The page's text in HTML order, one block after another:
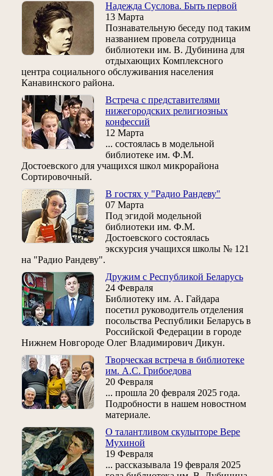
Надежда Суслова. Быть первой
13 Марта
Познавательную беседу под таким
названием провела сотрудница
библиотеки им. В. Дубинина для
отдыхающих Комплексного
центра социального обслуживания населения
Канавинского района.
Встреча с представителями
нижегородских религиозных
конфессий
12 Марта
... состоялась в модельной
библиотеке им. Ф.М.
Достоевского для учащихся школ микрорайона
Сортировочный.
В гостях у "Радио Рандеву"
07 Марта
Под эгидой модельной
библиотеки им. Ф.М.
Достоевского состоялась
экскурсия учащихся школы № 121
на "Радио Рандеву".
Дружим с Республикой Беларусь
24 Февраля
Библиотеку им. А. Гайдара
посетил руководитель отделения
посольства Республики Беларусь в
Российской Федерации в городе
Нижнем Новгороде Олег Владимирович Дикун.
Творческая встреча в библиотеке
им. А.С. Грибоедова
20 Февраля
... прошла 20 февраля 2025 года.
Подробности в нашем новостном
материале.
О талантливом скульпторе Вере
Мухиной
19 Февраля
... рассказывала 19 февраля 2025